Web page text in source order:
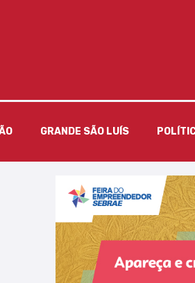
GRANDE SÃO LUÍS